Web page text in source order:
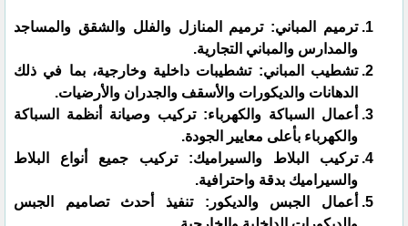
ترميم المباني: ترميم المنازل والفلل والشقق والمساجد
والمدارس والمباني التجارية.
تشطيب المباني: تشطيبات داخلية وخارجية، بما في ذلك
الدهانات والديكورات والأسقف والجدران والأرضيات.
أعمال السباكة والكهرباء: تركيب وصيانة أنظمة السباكة
والكهرباء بأعلى معايير الجودة.
تركيب البلاط والسيراميك: تركيب جميع أنواع البلاط
والسيراميك بدقة واحترافية.
أعمال الجبس والديكور: تنفيذ أحدث تصاميم الجبس